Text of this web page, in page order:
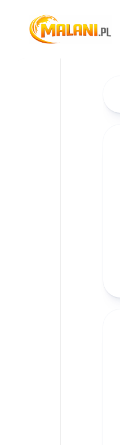
content